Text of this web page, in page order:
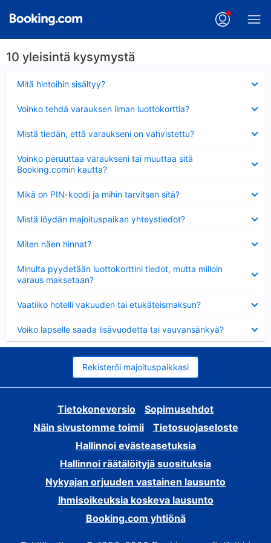
10 yleisintä kysymystä
Mitä hintoihin sisältyy?
Voinko tehdä varauksen ilman luottokorttia?
Mistä tiedän, että varaukseni on vahvistettu?
Voinko peruuttaa varaukseni tai muuttaa sitä
Booking.comin kautta?
Mikä on PIN-koodi ja mihin tarvitsen sitä?
Mistä löydän majoituspaikan yhteystiedot?
Miten näen hinnat?
Minulta pyydetään luottokorttini tiedot, mutta milloin
varaus maksetaan?
Vaatiiko hotelli vakuuden tai etukäteismaksun?
Voiko lapselle saada lisävuodetta tai vauvansänkyä?
Rekisteröi majoituspaikkasi
Tietokoneversio
Sopimusehdot
Näin sivustomme toimii
Tietosuojaseloste
Hallinnoi evästeasetuksia
Hallinnoi räätälöityjä suosituksia
Nykyajan orjuuden vastainen lausunto
Ihmisoikeuksia koskeva lausunto
Booking.com yhtiönä